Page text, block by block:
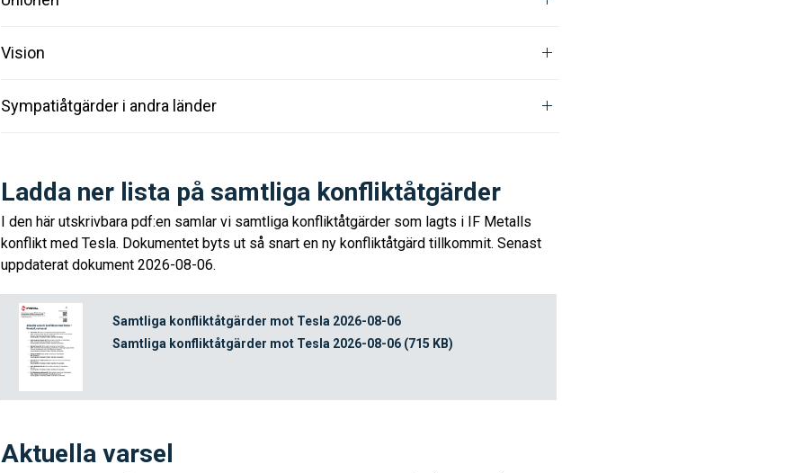
Vision
Sympatiåtgärder i andra länder
Ladda ner lista på samtliga konfliktåtgärder
I den här utskrivbara pdf:en samlar vi samtliga konfliktåtgärder som lagts i IF Metalls
konflikt med Tesla. Dokumentet byts ut så snart en ny konfliktåtgärd tillkommit. Senast
uppdaterat dokument 2026-08-06.
Samtliga konfliktåtgärder mot Tesla 2026-08-06
Samtliga konfliktåtgärder mot Tesla 2026-08-06 (715 KB)
Aktuella varsel